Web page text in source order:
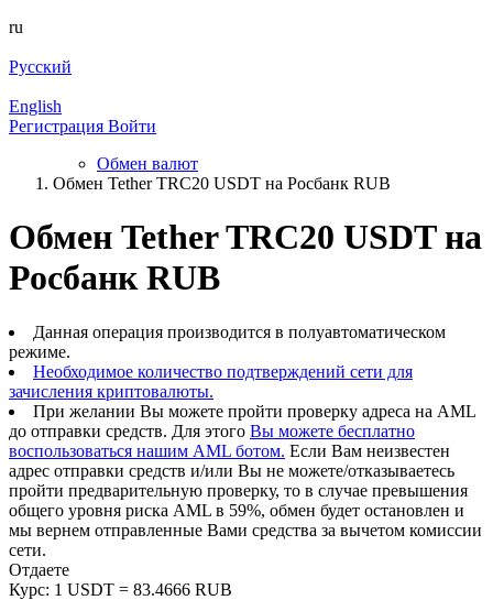
ru
Русский
English
Регистрация Войти
Обмен валют
Обмен Tether TRC20 USDT на Росбанк RUB
Обмен Tether TRC20 USDT на
Росбанк RUB
Данная операция производится в полуавтоматическом
режиме.
Необходимое количество подтверждений сети для
зачисления криптовалюты.
При желании Вы можете пройти проверку адреса на AML
до отправки средств. Для этого Вы можете бесплатно
воспользоваться нашим AML ботом. Если Вам неизвестен
адрес отправки средств и/или Вы не можете/отказываетесь
пройти предварительную проверку, то в случае превышения
общего уровня риска AML в 59%, обмен будет остановлен и
мы вернем отправленные Вами средства за вычетом комиссии
сети.
Отдаете
Курс: 1 USDT = 83.4666 RUB